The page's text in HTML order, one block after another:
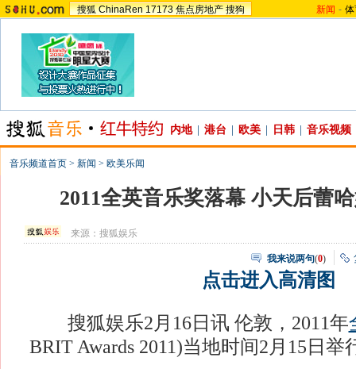
搜狐 ChinaRen 17173 焦点房地产 搜狗 新闻 -
内地 港台 欧美 日韩 音乐视频
音乐频道首页 > 新闻 > 欧美乐闻
2011全英音乐奖落幕 小天后蕾
来源：搜狐娱乐
我来说两句(0)
点击进入高清图
搜狐娱乐2月16日讯 伦敦，2011年
BRIT Awards 2011)当地时间2月15日举